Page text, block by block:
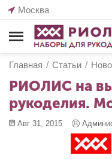
Москва
Главная / Статьи /
РИОЛИС на
рукоделия.
Авг 31, 2015